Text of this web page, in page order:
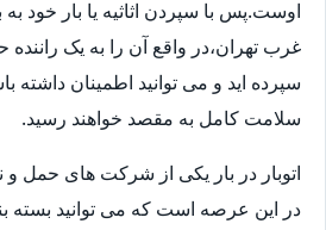
اوست.پس با سپردن اثاثیه یا بار خود به
غرب تهران،در واقع آن را به یک
سپرده اید و می توانید اطمینان داشته
سلامت کامل به مقصد خواهند رسید.
اتوبار در بار یکی از شرکت های حمل
در این عرصه است که می توانید بسته